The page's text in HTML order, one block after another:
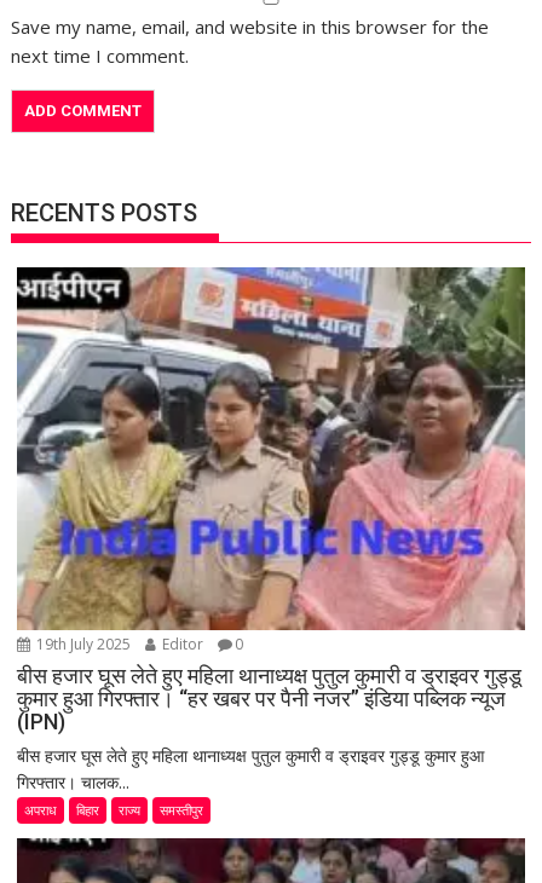
Save my name, email, and website in this browser for the
next time I comment.
RECENTS POSTS
19th July 2025 Editor 0
बीस हजार घूस लेते हुए महिला थानाध्यक्ष पुतुल कुमारी व ड्राइवर गुड्डू
कुमार हुआ गिरफ्तार। “हर खबर पर पैनी नजर” इंडिया पब्लिक न्यूज
(IPN)
बीस हजार घूस लेते हुए महिला थानाध्यक्ष पुतुल कुमारी व ड्राइवर गुड्डू कुमार हुआ
गिरफ्तार। चालक...
अपराध बिहार राज्य समस्तीपुर